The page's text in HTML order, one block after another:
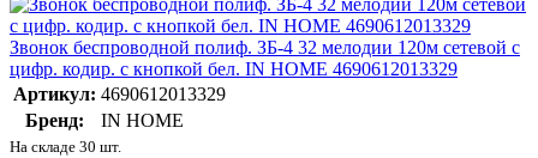
Звонок беспроводной полиф. ЗБ-4 32 мелодии 120м сетевой с
цифр. кодир. с кнопкой бел. IN HOME 4690612013329
Артикул: 4690612013329
Бренд:
IN HOME
На складе 30 шт.